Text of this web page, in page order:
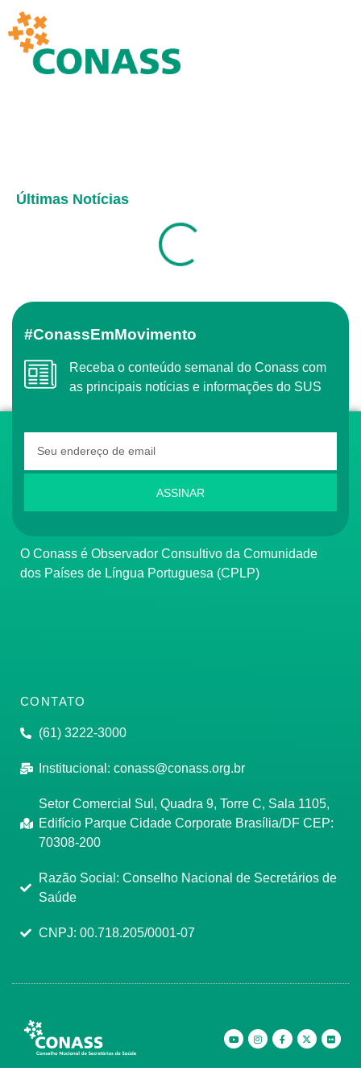
Últimas Notícias
#ConassEmMovimento
Receba o conteúdo semanal do Conass com
as principais notícias e informações do SUS
ASSINAR
O Conass é Observador Consultivo da Comunidade
dos Países de Língua Portuguesa (CPLP)
CONTATO
(61) 3222-3000
Institucional: conass@conass.org.br
Setor Comercial Sul, Quadra 9, Torre C, Sala 1105,
Edifício Parque Cidade Corporate Brasília/DF CEP:
70308-200
Razão Social: Conselho Nacional de Secretários de
Saúde
CNPJ: 00.718.205/0001-07